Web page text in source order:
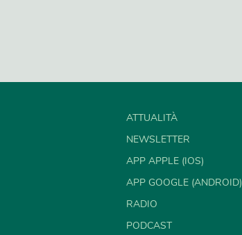
ATTUALITÀ
NEWSLETTER
APP APPLE (IOS)
APP GOOGLE (ANDROID)
RADIO
PODCAST